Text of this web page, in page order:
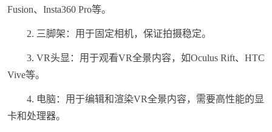
Fusion、Insta360 Pro等。
2. 三脚架：用于固定相机，保证拍摄稳定。
3. VR头显：用于观看VR全景内容，如Oculus Rift、HTC
Vive等。
4. 电脑：用于编辑和渲染VR全景内容，需要高性能的显
卡和处理器。